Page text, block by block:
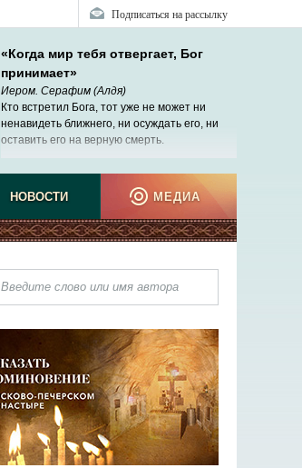
Подписаться на рассылку
«Когда мир тебя отвергает, Бог
принимает»
Иером. Серафим (Алдя)
Кто встретил Бога, тот уже не может ни
ненавидеть ближнего, ни осуждать его, ни
оставить его на верную смерть.
НОВОСТИ МЕДИА